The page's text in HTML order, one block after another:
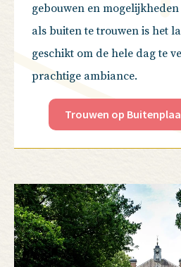
gebouwen en
als buiten te trouwen is het
geschikt om de hele dag te
prachtige ambiance.
Trouwen op